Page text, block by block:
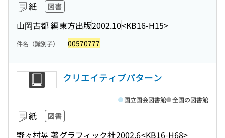
紙 図書
山岡古都 編東方出版2002.10<KB16-H15>
件名（識別子） 00570777
クリエイティブパターン
紙 図書
野々村晃 著グラフィック社2002.6<KB16-H68>
国立国会図書館 全国の図書館